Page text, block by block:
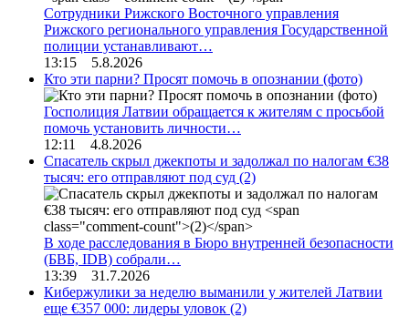
Сотрудники Рижского Восточного управления
Рижского регионального управления Государственной
полиции устанавливают…
13:15 5.8.2026
Кто эти парни? Просят помочь в опознании (фото)
Госполиция Латвии обращается к жителям с просьбой
помочь установить личности…
12:11 4.8.2026
Спасатель скрыл джекпоты и задолжал по налогам €38
тысяч: его отправляют под суд (2)
В ходе расследования в Бюро внутренней безопасности
(БВБ, IDB) собрали…
13:39 31.7.2026
Кибержулики за неделю выманили у жителей Латвии
еще €357 000: лидеры уловок (2)